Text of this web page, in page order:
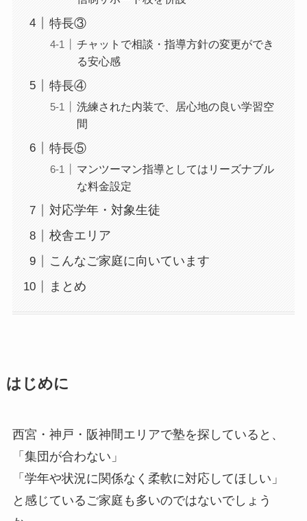
特長③
チャットで相談・指導方針の変更ができ
る安心感
特長④
洗練された内装で、居心地の良い学習空
間
特長⑤
マンツーマン指導としてはリーズナブル
な料金設定
対応学年・対象生徒
校舎エリア
こんなご家庭に向いています
まとめ
はじめに
西宮・神戸・阪神間エリアで塾を探していると、
「集団が合わない」
「学年や状況に関係なく柔軟に対応してほしい」
と感じているご家庭も多いのではないでしょう